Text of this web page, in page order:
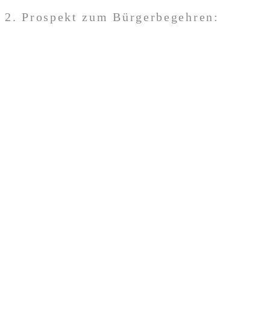
2. Prospekt zum Bürgerbegehren: